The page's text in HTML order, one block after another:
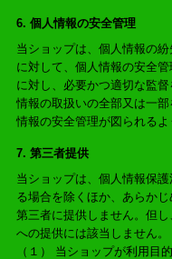
6. 個人情報の安全管理
当ショップは、個人情報の
に対して、個人情報の安全
に対し、必要かつ適切な監
情報の取扱いの全部又は一
情報の安全管理が図られるよ
7. 第三者提供
当ショップは、個人情報保
る場合を除くほか、あらか
第三者に提供しません。但
への提供には該当しません。
（１） 当ショップが利用目